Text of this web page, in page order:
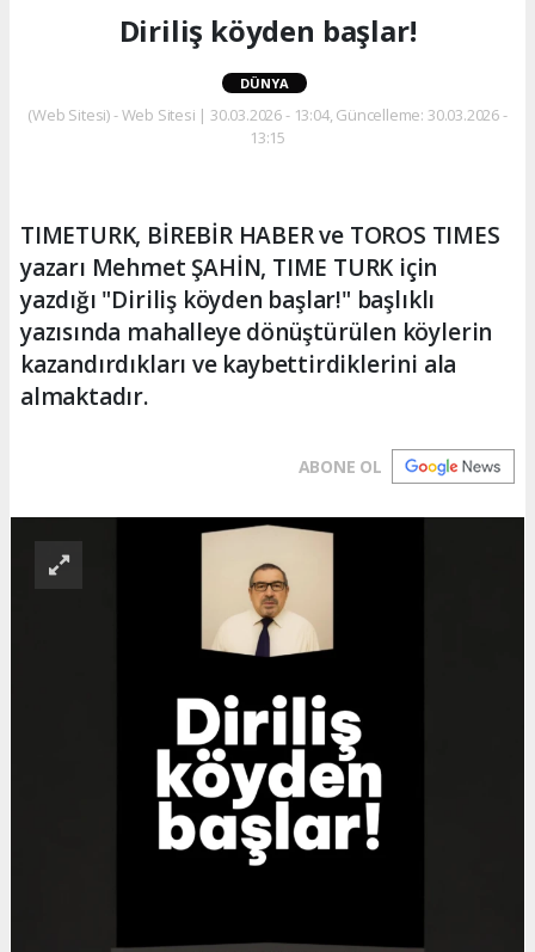
Diriliş köyden başlar!
DÜNYA
(Web Sitesi) - Web Sitesi | 30.03.2026 - 13:04, Güncelleme: 30.03.2026 -
13:15
TIMETURK, BİREBİR HABER ve TOROS TIMES
yazarı Mehmet ŞAHİN, TIME TURK için
yazdığı "Diriliş köyden başlar!" başlıklı
yazısında mahalleye dönüştürülen köylerin
kazandırdıkları ve kaybettirdiklerini ala
almaktadır.
ABONE OL